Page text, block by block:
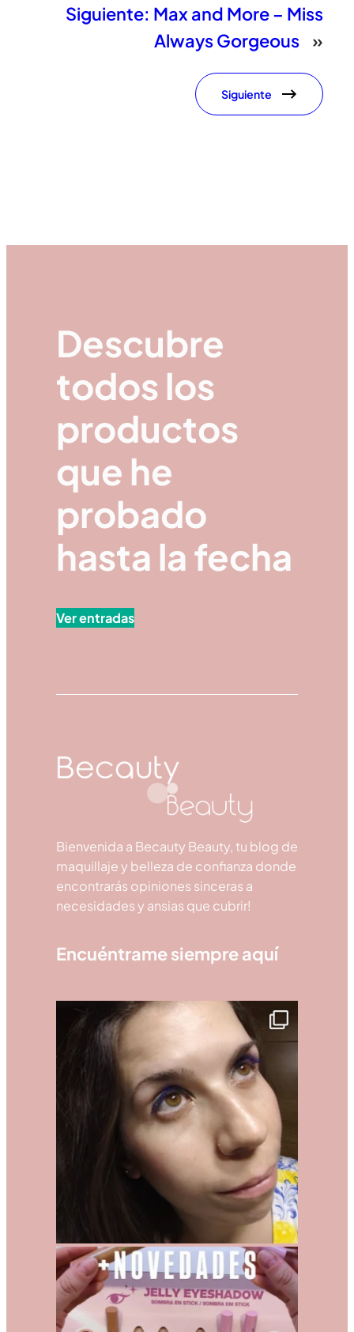
Siguiente: Max and More – Miss
Always Gorgeous
»
Siguiente
Descubre
todos los
productos
que he
probado
hasta la fecha
Ver entradas
Bienvenida a Becauty Beauty, tu blog de
maquillaje y belleza de confianza donde
encontrarás opiniones sinceras a
necesidades y ansias que cubrir!
Encuéntrame siempre aquí